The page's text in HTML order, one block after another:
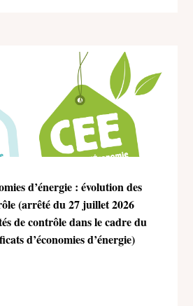
d’énergie : évolution des
(arrêté du 27 juillet 2026
de contrôle dans le cadre du
d’économies d’énergie)